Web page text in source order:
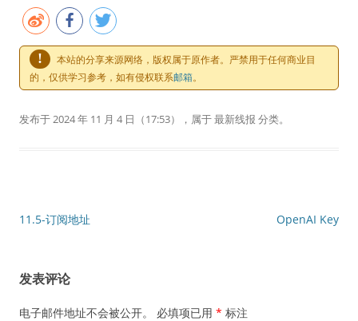
!
本站的分享来源网络，版权属于原作者。严禁用于任何商业目
的，仅供学习参考，如有侵权联系邮箱。
发布于2024 年 11 月 4 日 （17:53），属于最新线报 分类。
文章导航
11.5-订阅地址 OpenAI Key
发表评论
电子邮件地址不会被公开。 必填项已用 * 标注